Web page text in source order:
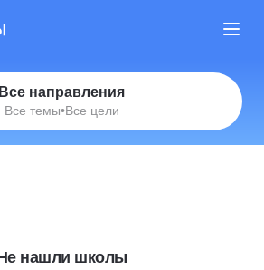
Все направления
Все темы•Все цели
нашли школы